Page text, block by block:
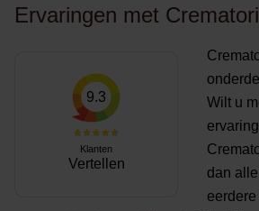
Ervaringen met
9.3
Klanten
Vertellen
Wilt u
dan